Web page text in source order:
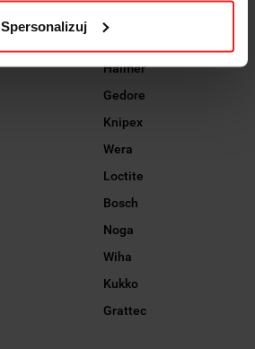
Spersonalizuj
Haimer
Gedore
Knipex
Wera
Loctite
Bosch
Noga
Wiha
Kukko
Grattec